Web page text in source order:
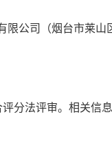
限公司（烟台市莱山
分法评审。相关信